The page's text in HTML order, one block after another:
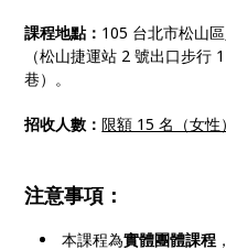
課程地點： 105 台北市松山
（松山捷運站 2 號出口步行
巷）。
招收人數：限額 15 名（女性）
注意事項：
本課程為實體團體課程